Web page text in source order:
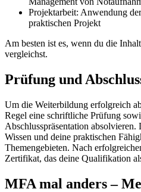
Projektarbeit: Anwendung
praktischen Projekt
Am besten ist es, wenn du die
vergleichst.
Prüfung und
Um die Weiterbildung erfolgreich
Regel eine schriftliche Prüfung
Abschlusspräsentation absolvieren.
Wissen und deine praktischen
Themengebieten. Nach
Zertifikat, das deine Qualifikation
MFA mal anders –